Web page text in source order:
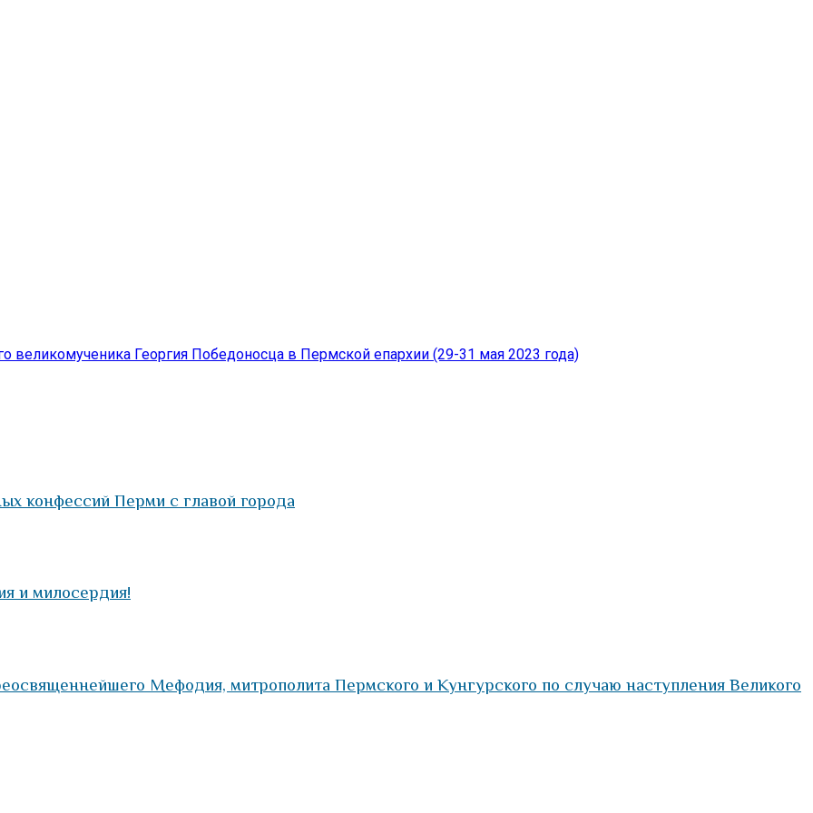
великомученика Георгия Победоносца в Пермской епархии (29-31 мая 2023 года)
конфессий Перми с главой города
и милосердия!
Мефодия, митрополита Пермского и Кунгурского по случаю наступления Великого